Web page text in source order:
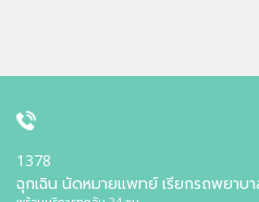
1378
ฉุกเฉิน นัดหมายแพทย์ เรียกรถพยาบา